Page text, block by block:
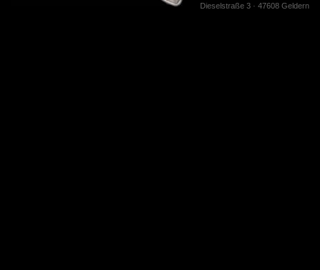
Dieselstraße 3 · 47608 Geldern